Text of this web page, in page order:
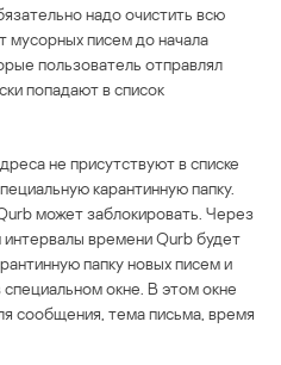
надо очистить всю
писем до начала
пользователь отправлял
попадают в список
не присутствуют в списке
карантинную папку.
может заблокировать. Через
времени Qurb будет
папку новых писем и
специальном окне. В этом окне
сообщения, тема письма, время